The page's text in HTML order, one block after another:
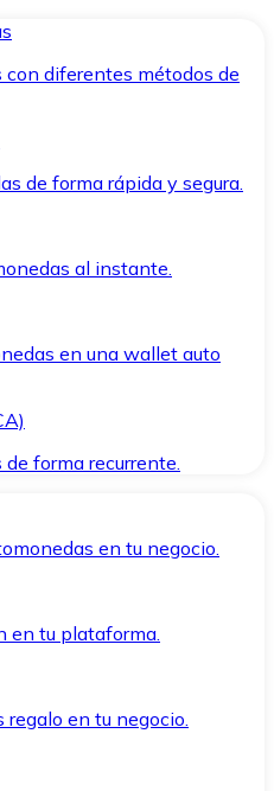
diferentes métodos de
de forma rápida y segura.
al instante.
en una wallet auto
forma recurrente.
en tu negocio.
en tu plataforma.
en tu negocio.